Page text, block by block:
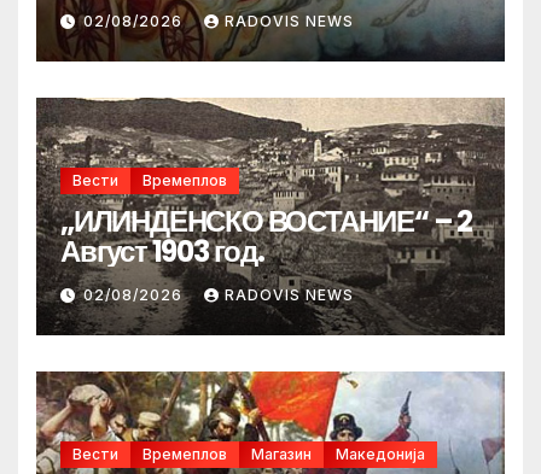
02/08/2026 RADOVIS NEWS
Вести Времеплов
„ИЛИНДЕНСКО ВОСТАНИЕ“ – 2
Август 1903 год.
02/08/2026 RADOVIS NEWS
Вести Времеплов Магазин Македонија